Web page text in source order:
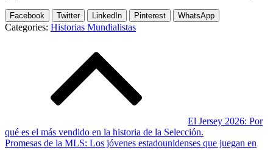
Facebook Twitter LinkedIn Pinterest WhatsApp
Categories: Historias Mundialistas
El Jersey 2026: Por
qué es el más vendido en la historia de la Selección.
Promesas de la MLS: Los jóvenes estadounidenses que juegan en